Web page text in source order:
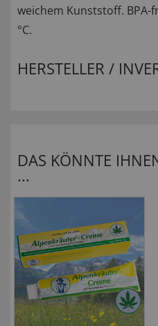
weichem Kunststoff. BPA-
°C.
HERSTELLER /
DAS KÖNNTE
...